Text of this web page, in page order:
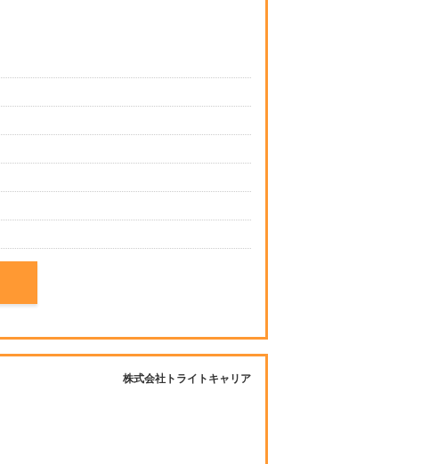
株式会社トライトキャリア